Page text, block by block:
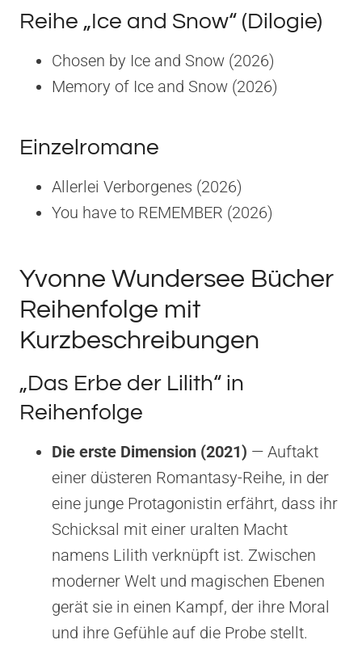
Reihe „Ice and Snow“ (Dilogie)
Chosen by Ice and Snow (2026)
Memory of Ice and Snow (2026)
Einzelromane
Allerlei Verborgenes (2026)
You have to REMEMBER (2026)
Yvonne Wundersee Bücher
Reihenfolge mit
Kurzbeschreibungen
„Das Erbe der Lilith“ in
Reihenfolge
Die erste Dimension (2021) — Auftakt
einer düsteren Romantasy-Reihe, in der
eine junge Protagonistin erfährt, dass ihr
Schicksal mit einer uralten Macht
namens Lilith verknüpft ist. Zwischen
moderner Welt und magischen Ebenen
gerät sie in einen Kampf, der ihre Moral
und ihre Gefühle auf die Probe stellt.